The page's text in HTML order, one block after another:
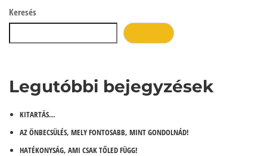
Keresés
Legutóbbi bejegyzések
KITARTÁS…
AZ ÖNBECSÜLÉS, MELY FONTOSABB, MINT GONDOLNÁD!
HATÉKONYSÁG, AMI CSAK TŐLED FÜGG!